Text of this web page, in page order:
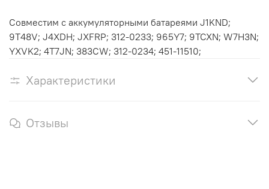
Совместим с аккумуляторными батареями J1KND;
9T48V; J4XDH; JXFRP; 312-0233; 965Y7; 9TCXN; W7H3N;
YXVK2; 4T7JN; 383CW; 312-0234; 451-11510;
Характеристики
Отзывы